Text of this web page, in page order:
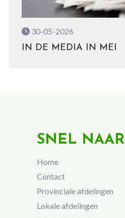
30-05-2026
IN DE MEDIA IN MEI
SNEL NAAR
Home
Contact
Provinciale afdelingen
Lokale afdelingen